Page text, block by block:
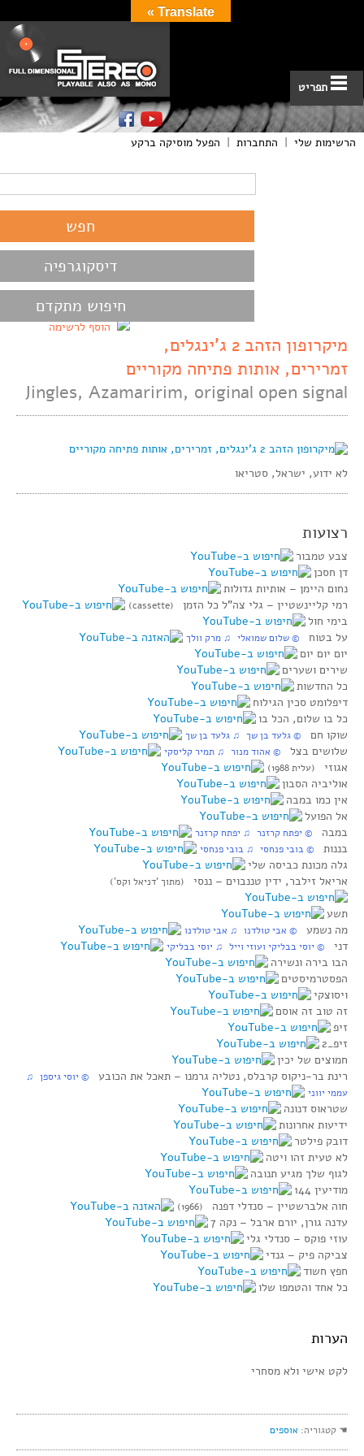
תפריט
הרשימות שלי | התחברות | הפעל מוסיקה ברקע
דיסקוגרפיה
חיפוש מתקדם
הוסף לרשימה
מיקרופון הזהב 2 ג’ינגלים,
זמרירים, אותות פתיחה מקוריים
Jingles, Azamaririm, original open signal
לא ידוע, ישראל, סטריאו
רצועות
צבע טמבור
דן חסכן
נחום היימן‏ – אותיות גדולות
רמי קליינשטיין‏ – גלי צה”ל כל הזמן
(cassette)
בימי חול
על בטוח © שלום שמואלי ♫ מרק וולך
יום יום יום
שירים ושערים
כל החדשות
דיפלומט סכין הגילוח
כל בו שלום, הכל בו
שוקו חם © גלעד בן שך ♫ גלעד בן שך
שלושים בצל © אהוד מנור ♫ תמיר קליסקי
אגוזי (עלית 1988)
אוליביה הסבון
אין כמו במבה
אל הפועל
במבה © יפתח קרזנר ♫ יפתח קרזנר
בננות © בובי פנחסי ♫ בובי פנחסי
גלה מכונת כביסה שלי
אריאל זילבר, ידין טננבוים‏ – ננסי
(מתוך ‘דניאל וקס’)
תשע
מה נשמע © אבי טולדנו ♫ אבי טולדנו
דני © יוסי בבליקי ועוזי וייל ♫ יוסי בבליקי
הבו בירה ונשירה
הפסטרמיסטים
ויסוצקי
זה טוב זה אוסם
זיפ
זיפ_2
חמוצים של יכין
רינת בר-ניקוס קרבלס, נטליה גרמנו‏ – תאכל את הכובע © יוסי גיספן ♫
עממי יווני
שטראוס דנונה
ידיעות אחרונות
דובק פילטר
לא טעית זהו ויטה
לגוף שלך מגיע תנובה
מודיעין 144
חוה אלברשטיין‏ – סנדלי דפנה
(1966)
עדנה גורן, יורם ארבל‏ – נקה 7
עוזי פוקס‏ – סנדלי גלי
צביקה פיק‏ – גנדי
חפץ חשוד
כל אחד והטמפו שלו
הערות
לקט אישי ולא מסחרי
☚ קטגוריה: אוספים
Translate »